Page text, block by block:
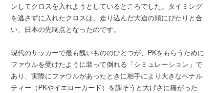
ンしてクロスを入れようとしているところでした。タイミング
を逃さずに入れたクロスは、走り込んだ大迫の頭にぴたりと合
い、日本の先制点となったのです。
現代のサッカーで最も醜いもののひとつが、PKをもらうために
ファウルを受けたように装って倒れる「シミュレーション」で
あり、実際にファウルがあったときに相手により大きなペナル
ティー（P‌Kやイエローカード）を課そうと大げさに痛がった